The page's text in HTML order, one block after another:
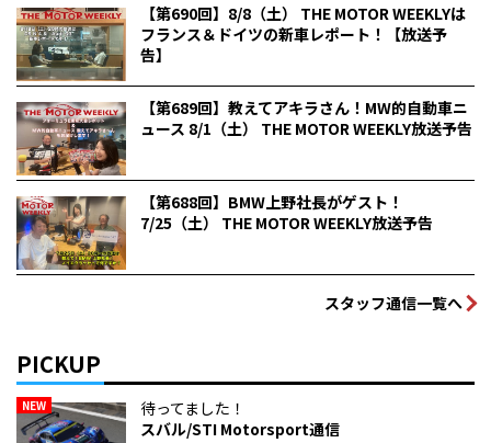
【第690回】8/8（土） THE MOTOR WEEKLYは
フランス＆ドイツの新車レポート！【放送予
告】
【第689回】教えてアキラさん！MW的自動車ニ
ュース 8/1（土） THE MOTOR WEEKLY放送予告
【第688回】BMW上野社長がゲスト！
7/25（土） THE MOTOR WEEKLY放送予告
スタッフ通信一覧へ
PICKUP
NEW
待ってました！
スバル/STI Motorsport通信